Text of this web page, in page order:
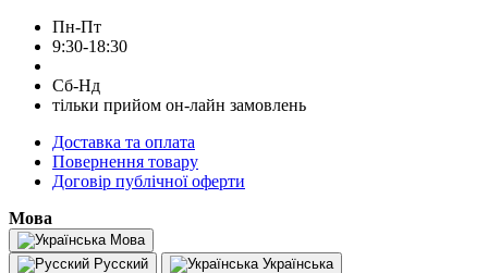
Пн-Пт
9:30-18:30
Сб-Нд
тільки прийом он-лайн замовлень
Доставка та оплата
Повернення товару
Договір публічної оферти
Мова
Мова
Русский
Українська